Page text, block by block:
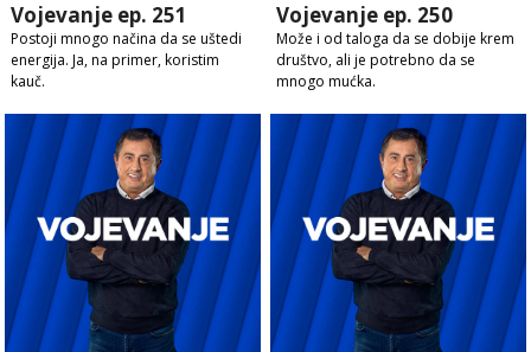
Vojevanje ep. 251
Postoji mnogo načina da se uštedi
energija. Ja, na primer, koristim
kauč.
Vojevanje ep. 250
Može i od taloga da se dobije krem
društvo, ali je potrebno da se
mnogo mućka.